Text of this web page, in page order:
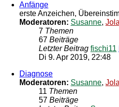
Anfänge
erste Anzeichen,
Moderatoren: Susanne,
7 Themen
67 Beiträge
Letzter Beitrag fischi11
Di 9. Apr 2019, 22:48
Diagnose
Moderatoren: Susanne,
11 Themen
57 Beiträge